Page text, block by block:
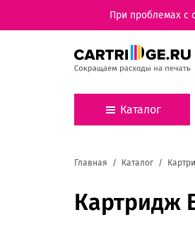
При проблемах с
Каталог
Главная Каталог
Картридж